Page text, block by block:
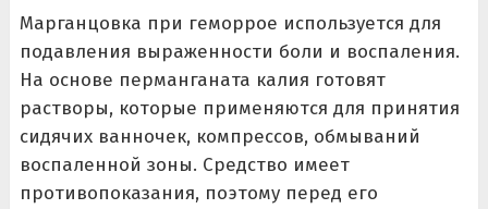
Марганцовка при геморрое используется для
подавления выраженности боли и воспаления.
На основе перманганата калия готовят
растворы, которые применяются для принятия
сидячих ванночек, компрессов, обмываний
воспаленной зоны. Средство имеет
противопоказания, поэтому перед его